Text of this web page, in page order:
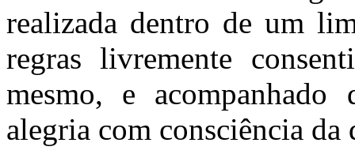
realizada dentro de um
regras livremente
mesmo, e
alegria com consciência